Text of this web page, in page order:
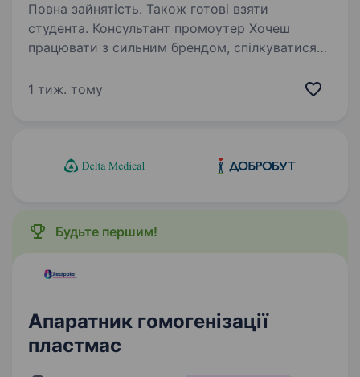
Повна зайнятість. Також готові взяти
студента. Консультант промоутер Хочеш
працювати з сильним брендом, спілкуватися
Приєднуйся до команди! Кого шукаємо:
1 тиж. тому
Будьте першим!
Апаратник гомогенізації
пластмас